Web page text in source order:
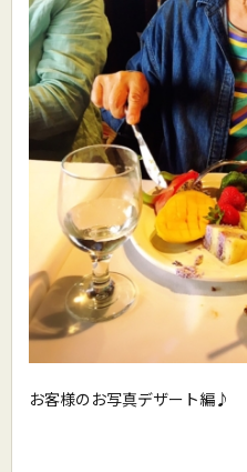
お客様のお写真デザート編♪